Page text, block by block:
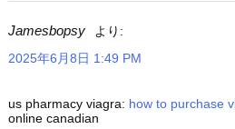
Jamesbopsy
より:
2025年6月8日 1:49 PM
us pharmacy viagra: how to purchase
online canadian